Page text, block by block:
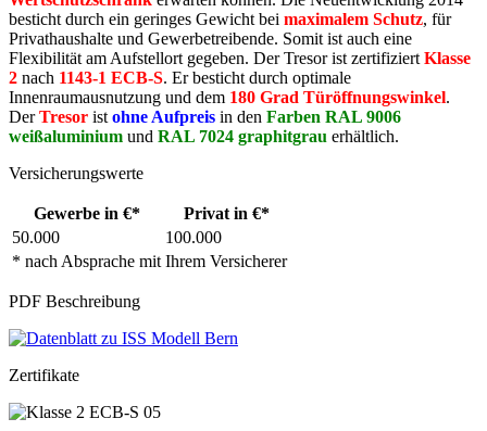
besticht durch ein geringes Gewicht bei maximalem Schutz, für
Privathaushalte und Gewerbetreibende. Somit ist auch eine
Flexibilität am Aufstellort gegeben. Der Tresor ist zertifiziert Klasse
2 nach 1143-1 ECB-S. Er besticht durch optimale
Innenraumausnutzung und dem 180 Grad Türöffnungswinkel.
DerTresor ist ohne Aufpreis in den Farben RAL 9006
weißaluminium und RAL 7024 graphitgrau erhältlich.
Versicherungswerte
Gewerbe in €* Privat in €*
* nach Absprache mit Ihrem Versicherer
50.000 100.000
PDF Beschreibung
Zertifikate